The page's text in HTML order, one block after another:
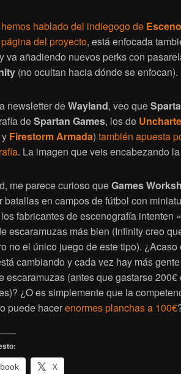
hemos hablado del indiegogo de
del proyecto, está enfocada
va añadiendo nuevos perks con
(no ocultan hacia dónde se enfocan).
newsletter deWayland, veo que
deSpartan Games, los de
y Firestorm Armada) también apuesta
. La imagen que veis encabezando
me parece curioso queGames
batallas en campos de fútbol con
fabricantes de escenografía intenten
escaramuzas más bien (Infinity creo
no el único juego de este tipo).
cambiando y cada vez hay más
escaramuzas (antes que gastarse
¿O es simplemente que la
puede hacerenormes planchas a 100€
X